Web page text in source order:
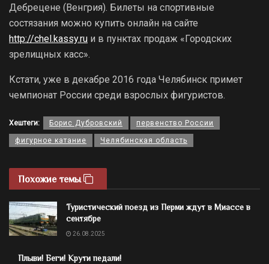
Дебрецене (Венгрия). Билеты на спортивные
состязания можно купить онлайн на сайте
http://chel.kassy.ru и в пунктах продаж «Городских
зрелищных касс».
Кстати, уже в декабре 2016 года Челябинск примет
чемпионат России среди взрослых фигуристов.
Хештеги: Борис Дубровский первенство России
фигурное катание Челябинская область
Похожие темы
Туристический поезд из Перми ждут в Миассе в
сентябре
26.08.2025
Плыви! Беги! Крути педали!